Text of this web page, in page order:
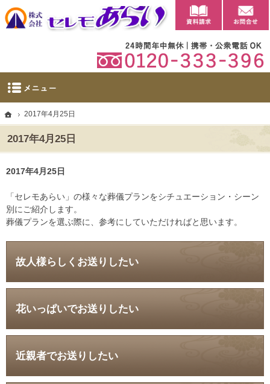
ホーム
2017年4月25日
2017年4月25日
太田市に自社斎場を完備。群馬県太田市・大泉町の葬儀・家族葬・葬祭なら当社へ。
【公式】群馬県太田市・大泉町の葬儀・家族葬・葬祭ならセレモあらい
2017年4月25日
「セレモあらい」の様々な葬儀プランをシチュエーション・シーン
別にご紹介します。
葬儀プランを選ぶ際に、参考にしていただければと思います。
故人様らしくお送りしたい
花いっぱいでお送りしたい
近親者でお送りしたい
資料請求